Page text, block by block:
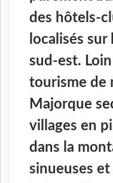
des hôtels-
localisés
sud-est.
tourisme de
Majorque
villages en
dans la
sinueuses